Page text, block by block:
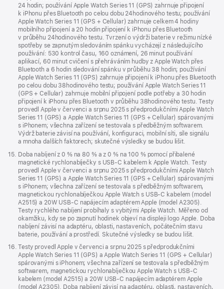
24 hodin; používání Apple Watch Series 11 (GPS) zahrnuje připojení
k iPhonu přes Bluetooth po celou dobu 24hodinového testu; používání
Apple Watch Series 11 (GPS + Cellular) zahrnuje celkem 4 hodiny
mobilního připojení a 20 hodin připojení k iPhonu přes Bluetooth
v průběhu 24hodinového testu. Tvrzení o výdrži baterie v režimu nízké
spotřeby se zapnutým sledováním spánku vycházejí z následujícího
používání: 530 kontrol času, 160 oznámení, 26 minut používání
aplikací, 60 minut cvičení s přehráváním hudby z Apple Watch přes
Bluetooth a 6 hodin sledování spánku v průběhu 38 hodin; používání
Apple Watch Series 11 (GPS) zahrnuje připojení k iPhonu přes Bluetooth
po celou dobu 38hodinového testu; používání Apple Watch Series 11
(GPS + Cellular) zahrnuje mobilní připojení podle potřeby a 30 hodin
připojení k iPhonu přes Bluetooth v průběhu 38hodinového testu. Testy
provedl Apple v červenci a srpnu 2025 s předprodukčními Apple Watch
Series 11 (GPS) a Apple Watch Series 11 (GPS + Cellular) spárovanými
s iPhonem; všechna zařízení se testovala s předběžným softwarem.
Výdrž baterie závisí na používání, konfiguraci, mobilní síti, síle signálu
a mnoha dalších faktorech; skutečné výsledky se budou lišit.
Poznámka
15. Doba nabíjení z 0 % na 80 % a z 0 % na 100 % pomocí přibalené
magnetické rychlonabíječky s USB‑C kabelem k Apple Watch. Testy
provedl Apple v červenci a srpnu 2025 s předprodukčními Apple Watch
Series 11 (GPS) a Apple Watch Series 11 (GPS + Cellular) spárovanými
s iPhonem; všechna zařízení se testovala s předběžným softwarem,
magnetickou rychlonabíječkou Apple Watch s USB‑C kabelem (model
A2515) a 20W USB‑C napájecím adaptérem Apple (model A2305).
Testy rychlého nabíjení probíhaly s vybitými Apple Watch. Měřeno od
okamžiku, kdy se po zapnutí hodinek objeví na displeji logo Apple. Doba
nabíjení závisí na adaptéru, oblasti, nastaveních, počátečním stavu
baterie, používání a prostředí. Skutečné výsledky se budou lišit.
Poznámka
16. Testy provedl Apple v červenci a srpnu 2025 s předprodukčními
Apple Watch Series 11 (GPS) a Apple Watch Series 11 (GPS + Cellular)
spárovanými s iPhonem; všechna zařízení se testovala s předběžným
softwarem, magnetickou rychlonabíječkou Apple Watch s USB‑C
kabelem (model A2515) a 20W USB‑C napájecím adaptérem Apple
(model A2305). Doba nabíjení závisí na adaptéru, oblasti, nastaveních,